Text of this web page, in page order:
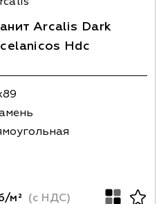
Arcalis Dark
Hdc
м² (с НДС)